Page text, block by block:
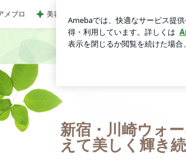
崎ウォーキング 姿勢と歩き方を変えて美
メブロ 美容院で取り寄せていた限定セット
新宿・川崎ウォ
えて美しく輝き